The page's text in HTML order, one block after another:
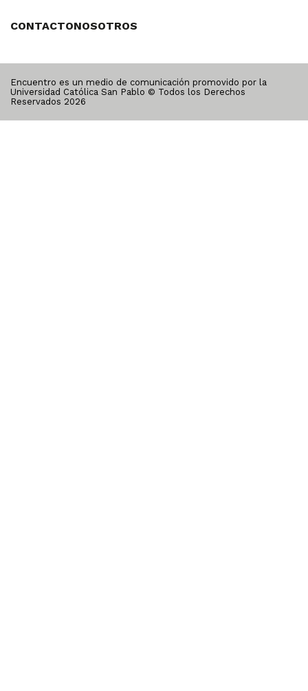
CONTACTONOSOTROS
Encuentro es un medio de comunicación promovido por la
Universidad Católica San Pablo © Todos los Derechos
Reservados 2026